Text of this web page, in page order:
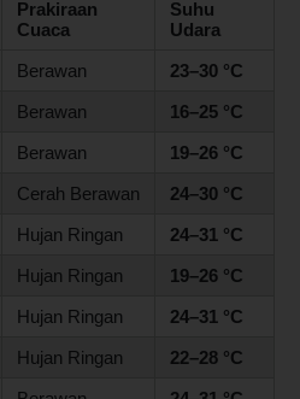
Prakiraan
Cuaca
Suhu
Udara
Berawan
23–30 °C
Berawan
16–25 °C
Berawan
19–26 °C
Cerah Berawan
24–30 °C
Hujan Ringan
24–31 °C
Hujan Ringan
19–26 °C
Hujan Ringan
24–31 °C
Hujan Ringan
22–28 °C